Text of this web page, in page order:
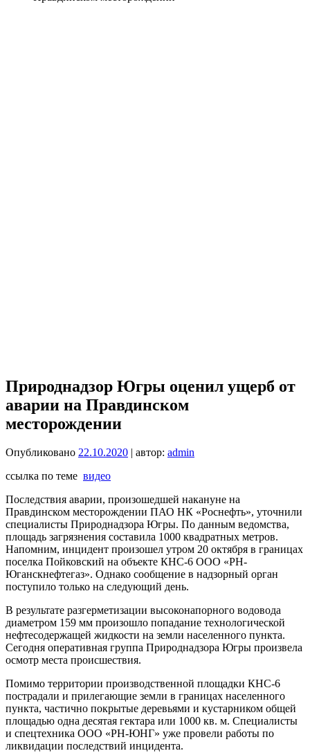
Природнадзор Югры оценил ущерб от
аварии на Правдинском
месторождении
Опубликовано 22.10.2020 | автор: admin
ссылка по теме видео
Последствия аварии, произошедшей накануне на
Правдинском месторождении ПАО НК «Роснефть», уточнили
специалисты Природнадзора Югры. По данным ведомства,
площадь загрязнения составила 1000 квадратных метров.
Напомним, инцидент произошел утром 20 октября в границах
поселка Пойковский на объекте КНС-6 ООО «РН-
Юганскнефтегаз». Однако сообщение в надзорный орган
поступило только на следующий день.
В результате разгерметизации высоконапорного водовода
диаметром 159 мм произошло попадание технологической
нефтесодержащей жидкости на земли населенного пункта.
Сегодня оперативная группа Природнадзора Югры произвела
осмотр места происшествия.
Помимо территории производственной площадки КНС-6
пострадали и прилегающие земли в границах населенного
пункта, частично покрытые деревьями и кустарником общей
площадью одна десятая гектара или 1000 кв. м. Специалисты
и спецтехника ООО «РН-ЮНГ» уже провели работы по
ликвидации последствий инцидента.